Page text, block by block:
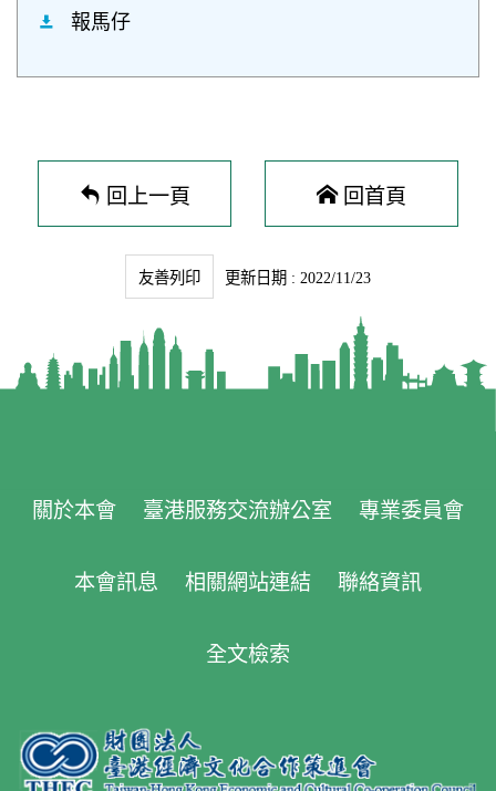
報馬仔
回上一頁 回首頁
友善列印 更新日期 : 2022/11/23
關於本會 臺港服務交流辦公室 專業委員會
本會訊息 相關網站連結 聯絡資訊
全文檢索